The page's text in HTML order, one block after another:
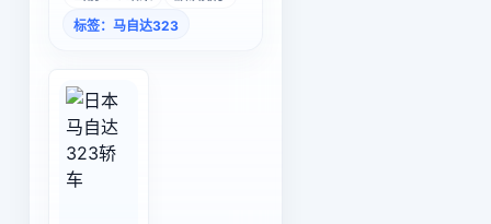
标签：马自达323